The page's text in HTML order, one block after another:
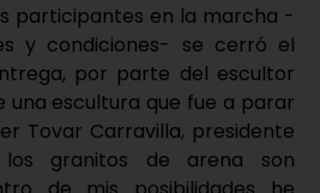
participantes en la marcha -
y condiciones- se cerró el
por parte del escultor
una escultura que fue a parar
Tovar Carravilla, presidente
los granitos de arena son